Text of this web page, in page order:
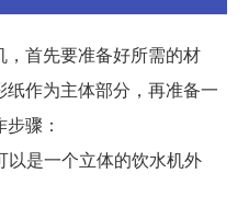
首先要准备好所需的材
作为主体部分，再准备一
骤：
以是一个立体的饮水机外